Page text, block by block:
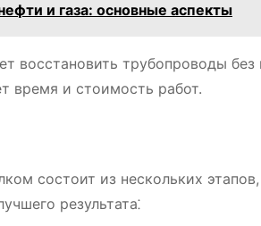
и газа: основные аспекты
восстановить трубопроводы
время и стоимость работ.
состоит из нескольких
результата⁚